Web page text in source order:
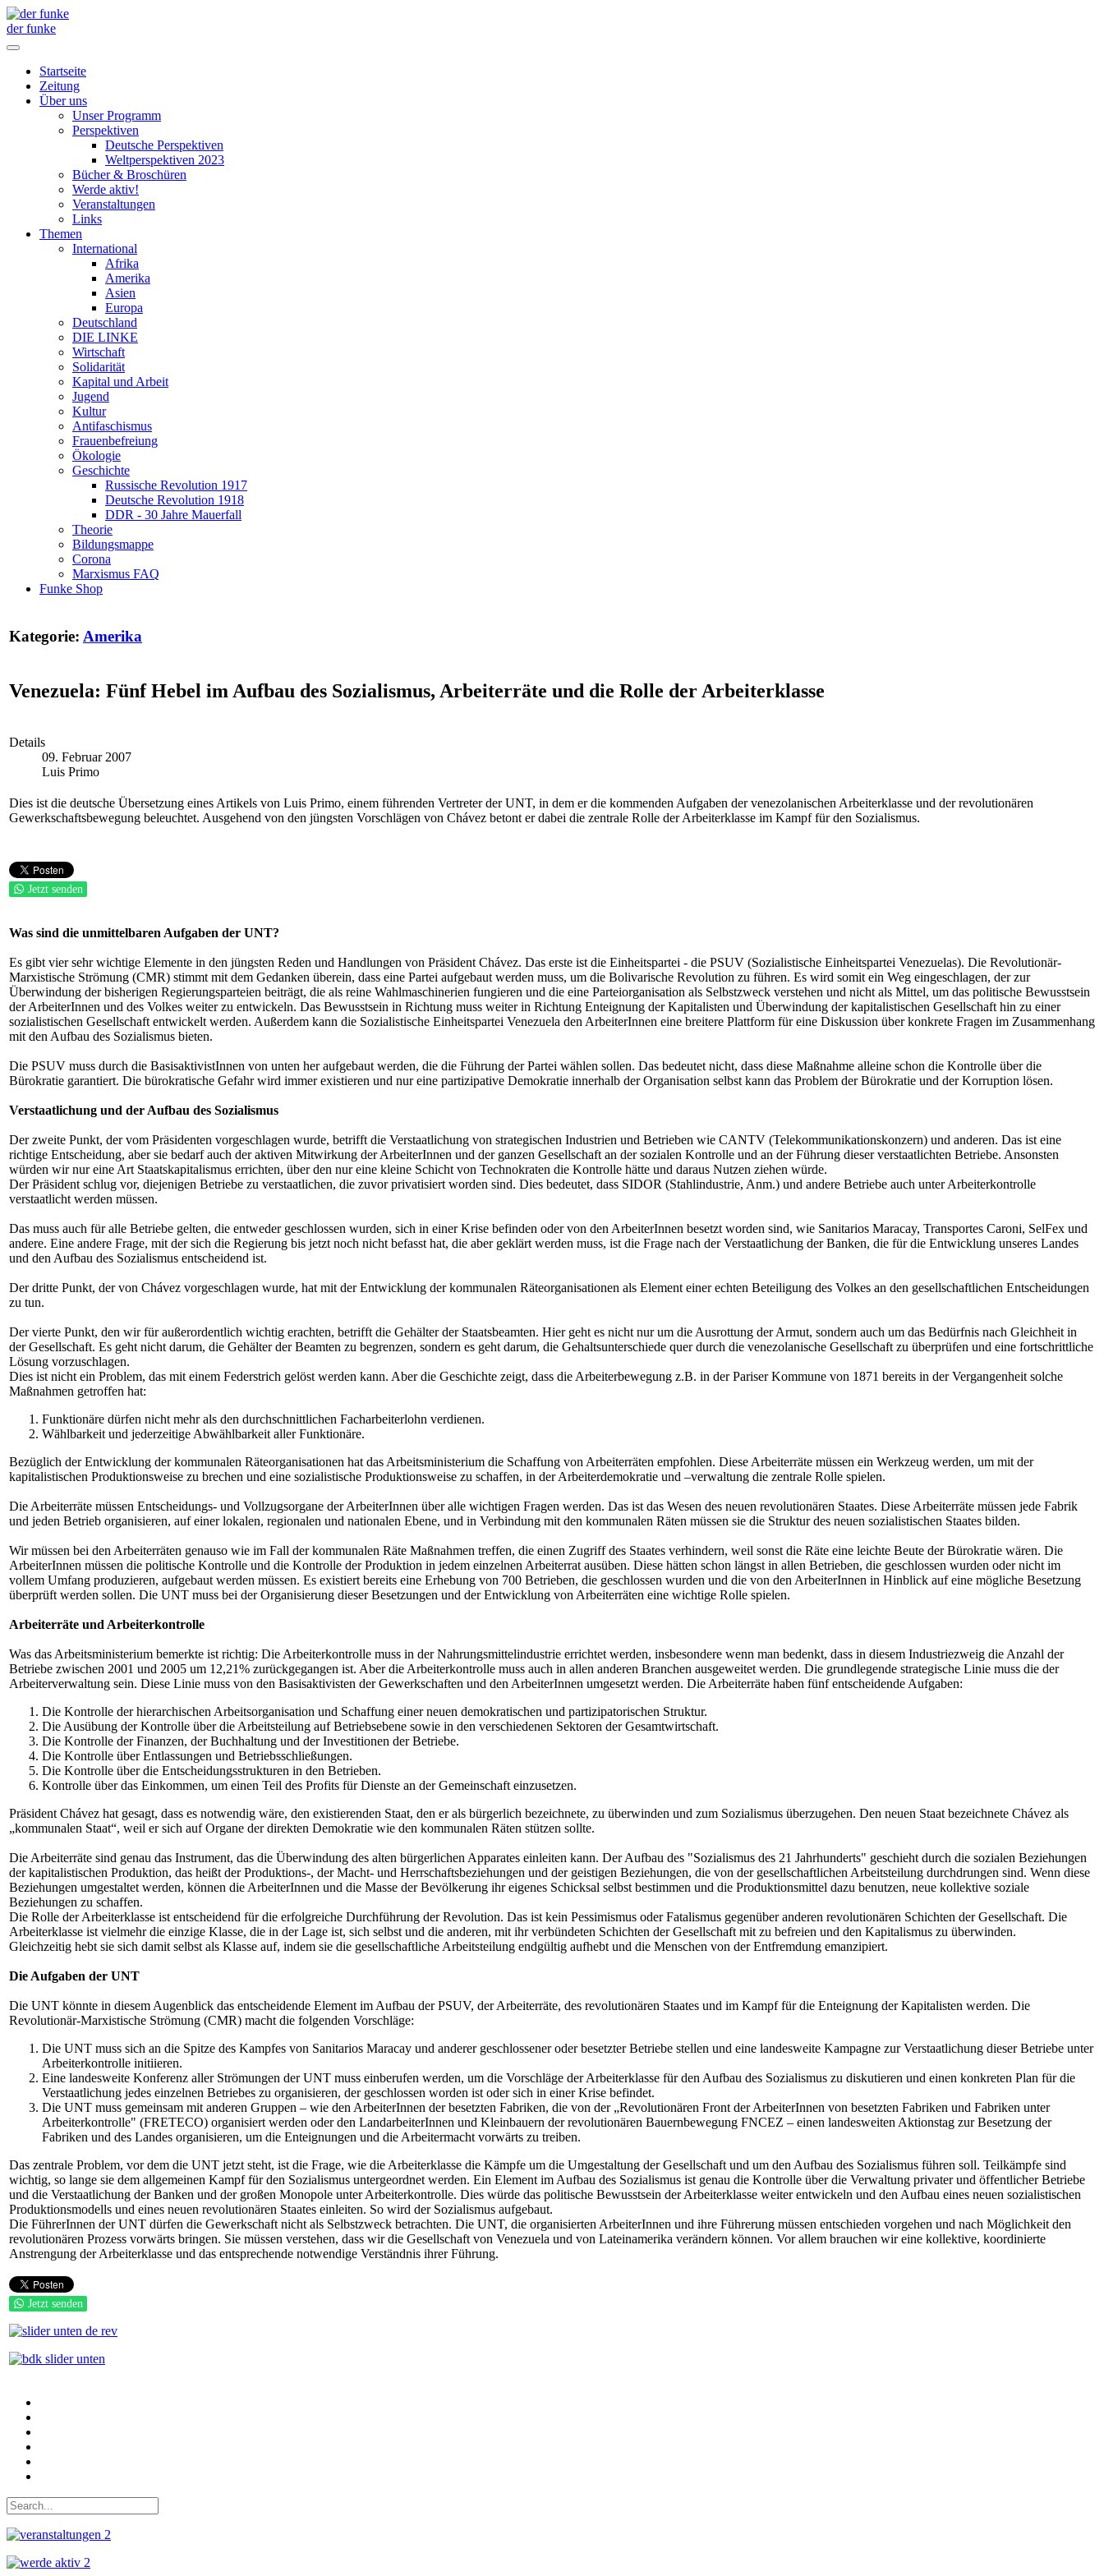
der funke
Startseite
Zeitung
Über uns
Unser Programm
Perspektiven
Deutsche Perspektiven
Weltperspektiven 2023
Bücher & Broschüren
Werde aktiv!
Veranstaltungen
Links
Themen
International
Afrika
Amerika
Asien
Europa
Deutschland
DIE LINKE
Wirtschaft
Solidarität
Kapital und Arbeit
Jugend
Kultur
Antifaschismus
Frauenbefreiung
Ökologie
Geschichte
Russische Revolution 1917
Deutsche Revolution 1918
DDR - 30 Jahre Mauerfall
Theorie
Bildungsmappe
Corona
Marxismus FAQ
Funke Shop
Kategorie: Amerika
Venezuela: Fünf Hebel im Aufbau des Sozialismus, Arbeiterräte und die Rolle der Arbeiterklasse
Details
09. Februar 2007
Luis Primo
Dies ist die deutsche Übersetzung eines Artikels von Luis Primo, einem führenden Vertreter der UNT, in dem er die kommenden Aufgaben der venezolanischen Arbeiterklasse und der revolutionären
Gewerkschaftsbewegung beleuchtet. Ausgehend von den jüngsten Vorschlägen von Chávez betont er dabei die zentrale Rolle der Arbeiterklasse im Kampf für den Sozialismus.
Jetzt senden
Was sind die unmittelbaren Aufgaben der UNT?
Es gibt vier sehr wichtige Elemente in den jüngsten Reden und Handlungen von Präsident Chávez. Das erste ist die Einheitspartei - die PSUV (Sozialistische Einheitspartei Venezuelas). Die Revolutionär-
Marxistische Strömung (CMR) stimmt mit dem Gedanken überein, dass eine Partei aufgebaut werden muss, um die Bolivarische Revolution zu führen. Es wird somit ein Weg eingeschlagen, der zur
Überwindung der bisherigen Regierungsparteien beiträgt, die als reine Wahlmaschinerien fungieren und die eine Parteiorganisation als Selbstzweck verstehen und nicht als Mittel, um das politische Bewusstsein
der ArbeiterInnen und des Volkes weiter zu entwickeln. Das Bewusstsein in Richtung muss weiter in Richtung Enteignung der Kapitalisten und Überwindung der kapitalistischen Gesellschaft hin zu einer
sozialistischen Gesellschaft entwickelt werden. Außerdem kann die Sozialistische Einheitspartei Venezuela den ArbeiterInnen eine breitere Plattform für eine Diskussion über konkrete Fragen im Zusammenhang
mit den Aufbau des Sozialismus bieten.
Die PSUV muss durch die BasisaktivistInnen von unten her aufgebaut werden, die die Führung der Partei wählen sollen. Das bedeutet nicht, dass diese Maßnahme alleine schon die Kontrolle über die
Bürokratie garantiert. Die bürokratische Gefahr wird immer existieren und nur eine partizipative Demokratie innerhalb der Organisation selbst kann das Problem der Bürokratie und der Korruption lösen.
Verstaatlichung und der Aufbau des Sozialismus
Der zweite Punkt, der vom Präsidenten vorgeschlagen wurde, betrifft die Verstaatlichung von strategischen Industrien und Betrieben wie CANTV (Telekommunikationskonzern) und anderen. Das ist eine
richtige Entscheidung, aber sie bedarf auch der aktiven Mitwirkung der ArbeiterInnen und der ganzen Gesellschaft an der sozialen Kontrolle und an der Führung dieser verstaatlichten Betriebe. Ansonsten
würden wir nur eine Art Staatskapitalismus errichten, über den nur eine kleine Schicht von Technokraten die Kontrolle hätte und daraus Nutzen ziehen würde.
Der Präsident schlug vor, diejenigen Betriebe zu verstaatlichen, die zuvor privatisiert worden sind. Dies bedeutet, dass SIDOR (Stahlindustrie, Anm.) und andere Betriebe auch unter Arbeiterkontrolle
verstaatlicht werden müssen.
Das muss auch für alle Betriebe gelten, die entweder geschlossen wurden, sich in einer Krise befinden oder von den ArbeiterInnen besetzt worden sind, wie Sanitarios Maracay, Transportes Caroni, SelFex und
andere. Eine andere Frage, mit der sich die Regierung bis jetzt noch nicht befasst hat, die aber geklärt werden muss, ist die Frage nach der Verstaatlichung der Banken, die für die Entwicklung unseres Landes
und den Aufbau des Sozialismus entscheidend ist.
Der dritte Punkt, der von Chávez vorgeschlagen wurde, hat mit der Entwicklung der kommunalen Räteorganisationen als Element einer echten Beteiligung des Volkes an den gesellschaftlichen Entscheidungen
zu tun.
Der vierte Punkt, den wir für außerordentlich wichtig erachten, betrifft die Gehälter der Staatsbeamten. Hier geht es nicht nur um die Ausrottung der Armut, sondern auch um das Bedürfnis nach Gleichheit in
der Gesellschaft. Es geht nicht darum, die Gehälter der Beamten zu begrenzen, sondern es geht darum, die Gehaltsunterschiede quer durch die venezolanische Gesellschaft zu überprüfen und eine fortschrittliche
Lösung vorzuschlagen.
Dies ist nicht ein Problem, das mit einem Federstrich gelöst werden kann. Aber die Geschichte zeigt, dass die Arbeiterbewegung z.B. in der Pariser Kommune von 1871 bereits in der Vergangenheit solche
Maßnahmen getroffen hat:
Funktionäre dürfen nicht mehr als den durchschnittlichen Facharbeiterlohn verdienen.
Wählbarkeit und jederzeitige Abwählbarkeit aller Funktionäre.
Bezüglich der Entwicklung der kommunalen Räteorganisationen hat das Arbeitsministerium die Schaffung von Arbeiterräten empfohlen. Diese Arbeiterräte müssen ein Werkzeug werden, um mit der
kapitalistischen Produktionsweise zu brechen und eine sozialistische Produktionsweise zu schaffen, in der Arbeiterdemokratie und –verwaltung die zentrale Rolle spielen.
Die Arbeiterräte müssen Entscheidungs- und Vollzugsorgane der ArbeiterInnen über alle wichtigen Fragen werden. Das ist das Wesen des neuen revolutionären Staates. Diese Arbeiterräte müssen jede Fabrik
und jeden Betrieb organisieren, auf einer lokalen, regionalen und nationalen Ebene, und in Verbindung mit den kommunalen Räten müssen sie die Struktur des neuen sozialistischen Staates bilden.
Wir müssen bei den Arbeiterräten genauso wie im Fall der kommunalen Räte Maßnahmen treffen, die einen Zugriff des Staates verhindern, weil sonst die Räte eine leichte Beute der Bürokratie wären. Die
ArbeiterInnen müssen die politische Kontrolle und die Kontrolle der Produktion in jedem einzelnen Arbeiterrat ausüben. Diese hätten schon längst in allen Betrieben, die geschlossen wurden oder nicht im
vollem Umfang produzieren, aufgebaut werden müssen. Es existiert bereits eine Erhebung von 700 Betrieben, die geschlossen wurden und die von den ArbeiterInnen in Hinblick auf eine mögliche Besetzung
überprüft werden sollen. Die UNT muss bei der Organisierung dieser Besetzungen und der Entwicklung von Arbeiterräten eine wichtige Rolle spielen.
Arbeiterräte und Arbeiterkontrolle
Was das Arbeitsministerium bemerkte ist richtig: Die Arbeiterkontrolle muss in der Nahrungsmittelindustrie errichtet werden, insbesondere wenn man bedenkt, dass in diesem Industriezweig die Anzahl der
Betriebe zwischen 2001 und 2005 um 12,21% zurückgegangen ist. Aber die Arbeiterkontrolle muss auch in allen anderen Branchen ausgeweitet werden. Die grundlegende strategische Linie muss die der
Arbeiterverwaltung sein. Diese Linie muss von den Basisaktivisten der Gewerkschaften und den ArbeiterInnen umgesetzt werden. Die Arbeiterräte haben fünf entscheidende Aufgaben:
Die Kontrolle der hierarchischen Arbeitsorganisation und Schaffung einer neuen demokratischen und partizipatorischen Struktur.
Die Ausübung der Kontrolle über die Arbeitsteilung auf Betriebsebene sowie in den verschiedenen Sektoren der Gesamtwirtschaft.
Die Kontrolle der Finanzen, der Buchhaltung und der Investitionen der Betriebe.
Die Kontrolle über Entlassungen und Betriebsschließungen.
Die Kontrolle über die Entscheidungsstrukturen in den Betrieben.
Kontrolle über das Einkommen, um einen Teil des Profits für Dienste an der Gemeinschaft einzusetzen.
Präsident Chávez hat gesagt, dass es notwendig wäre, den existierenden Staat, den er als bürgerlich bezeichnete, zu überwinden und zum Sozialismus überzugehen. Den neuen Staat bezeichnete Chávez als
„kommunalen Staat“, weil er sich auf Organe der direkten Demokratie wie den kommunalen Räten stützen sollte.
Die Arbeiterräte sind genau das Instrument, das die Überwindung des alten bürgerlichen Apparates einleiten kann. Der Aufbau des "Sozialismus des 21 Jahrhunderts" geschieht durch die sozialen Beziehungen
der kapitalistischen Produktion, das heißt der Produktions-, der Macht- und Herrschaftsbeziehungen und der geistigen Beziehungen, die von der gesellschaftlichen Arbeitsteilung durchdrungen sind. Wenn diese
Beziehungen umgestaltet werden, können die ArbeiterInnen und die Masse der Bevölkerung ihr eigenes Schicksal selbst bestimmen und die Produktionsmittel dazu benutzen, neue kollektive soziale
Beziehungen zu schaffen.
Die Rolle der Arbeiterklasse ist entscheidend für die erfolgreiche Durchführung der Revolution. Das ist kein Pessimismus oder Fatalismus gegenüber anderen revolutionären Schichten der Gesellschaft. Die
Arbeiterklasse ist vielmehr die einzige Klasse, die in der Lage ist, sich selbst und die anderen, mit ihr verbündeten Schichten der Gesellschaft mit zu befreien und den Kapitalismus zu überwinden.
Gleichzeitig hebt sie sich damit selbst als Klasse auf, indem sie die gesellschaftliche Arbeitsteilung endgültig aufhebt und die Menschen von der Entfremdung emanzipiert.
Die Aufgaben der UNT
Die UNT könnte in diesem Augenblick das entscheidende Element im Aufbau der PSUV, der Arbeiterräte, des revolutionären Staates und im Kampf für die Enteignung der Kapitalisten werden. Die
Revolutionär-Marxistische Strömung (CMR) macht die folgenden Vorschläge:
Die UNT muss sich an die Spitze des Kampfes von Sanitarios Maracay und anderer geschlossener oder besetzter Betriebe stellen und eine landesweite Kampagne zur Verstaatlichung dieser Betriebe unter
Arbeiterkontrolle initiieren.
Eine landesweite Konferenz aller Strömungen der UNT muss einberufen werden, um die Vorschläge der Arbeiterklasse für den Aufbau des Sozialismus zu diskutieren und einen konkreten Plan für die
Verstaatlichung jedes einzelnen Betriebes zu organisieren, der geschlossen worden ist oder sich in einer Krise befindet.
Die UNT muss gemeinsam mit anderen Gruppen – wie den ArbeiterInnen der besetzten Fabriken, die von der „Revolutionären Front der ArbeiterInnen von besetzten Fabriken und Fabriken unter
Arbeiterkontrolle" (FRETECO) organisiert werden oder den LandarbeiterInnen und Kleinbauern der revolutionären Bauernbewegung FNCEZ – einen landesweiten Aktionstag zur Besetzung der
Fabriken und des Landes organisieren, um die Enteignungen und die Arbeitermacht vorwärts zu treiben.
Das zentrale Problem, vor dem die UNT jetzt steht, ist die Frage, wie die Arbeiterklasse die Kämpfe um die Umgestaltung der Gesellschaft und um den Aufbau des Sozialismus führen soll. Teilkämpfe sind
wichtig, so lange sie dem allgemeinen Kampf für den Sozialismus untergeordnet werden. Ein Element im Aufbau des Sozialismus ist genau die Kontrolle über die Verwaltung privater und öffentlicher Betriebe
und die Verstaatlichung der Banken und der großen Monopole unter Arbeiterkontrolle. Dies würde das politische Bewusstsein der Arbeiterklasse weiter entwickeln und den Aufbau eines neuen sozialistischen
Produktionsmodells und eines neuen revolutionären Staates einleiten. So wird der Sozialismus aufgebaut.
Die FührerInnen der UNT dürfen die Gewerkschaft nicht als Selbstzweck betrachten. Die UNT, die organisierten ArbeiterInnen und ihre Führerung müssen entschieden vorgehen und nach Möglichkeit den
revolutionären Prozess vorwärts bringen. Sie müssen verstehen, dass wir die Gesellschaft von Venezuela und von Lateinamerika verändern können. Vor allem brauchen wir eine kollektive, koordinierte
Anstrengung der Arbeiterklasse und das entsprechende notwendige Verständnis ihrer Führung.
Jetzt senden